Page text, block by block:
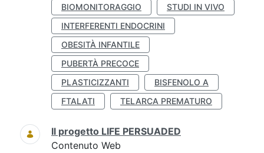
BIOMONITORAGGIO
STUDI IN VIVO
INTERFERENTI ENDOCRINI
OBESITÀ INFANTILE
PUBERTÀ PRECOCE
PLASTICIZZANTI
BISFENOLO A
FTALATI
TELARCA PREMATURO
Il progetto LIFE PERSUADED
Contenuto Web